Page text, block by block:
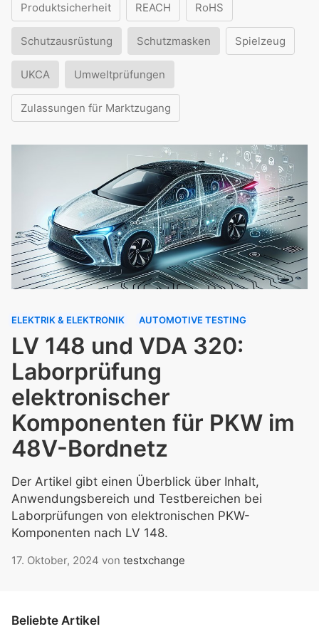
Produktsicherheit REACH RoHS
Schutzausrüstung Schutzmasken Spielzeug
UKCA Umweltprüfungen
Zulassungen für Marktzugang
ELEKTRIK & ELEKTRONIK AUTOMOTIVE TESTING
LV 148 und VDA 320:
Laborprüfung
elektronischer
Komponenten für PKW im
48V-Bordnetz
Der Artikel gibt einen Überblick über Inhalt,
Anwendungsbereich und Testbereichen bei
Laborprüfungen von elektronischen PKW-
Komponenten nach LV 148.
17. Oktober, 2024 von testxchange
Beliebte Artikel